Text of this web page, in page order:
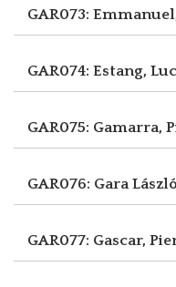
GAR073:
GAR074: Estang, Luc
GAR075: Gamarra,
GAR076: Gara László
GAR077: Gascar,